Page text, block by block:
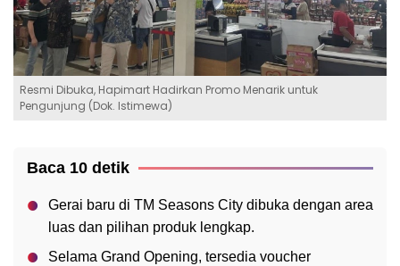
Resmi Dibuka, Hapimart Hadirkan Promo Menarik untuk
Pengunjung (Dok. Istimewa)
Baca 10 detik
Gerai baru di TM Seasons City dibuka dengan area
luas dan pilihan produk lengkap.
Selama Grand Opening, tersedia voucher